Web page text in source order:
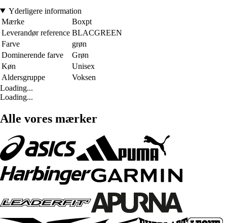
Yderligere information
Mærke
Boxpt
Leverandør reference BLACGREEN
Farve
grøn
Dominerende farve
Grøn
Køn
Unisex
Aldersgruppe
Voksen
Loading...
Loading...
Alle vores mærker